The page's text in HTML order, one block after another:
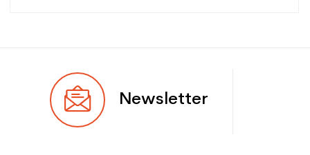
Utilisateur Fille
Newsletter